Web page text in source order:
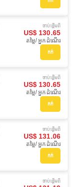
ចាប់ផ្ដើមពី
US$ 130.65
តម្លៃ/ អ្នកដំណើរ
កក់
ចាប់ផ្ដើមពី
US$ 130.65
តម្លៃ/ អ្នកដំណើរ
កក់
ចាប់ផ្ដើមពី
US$ 131.06
តម្លៃ/ អ្នកដំណើរ
កក់
ចាប់ផ្ដើមពី